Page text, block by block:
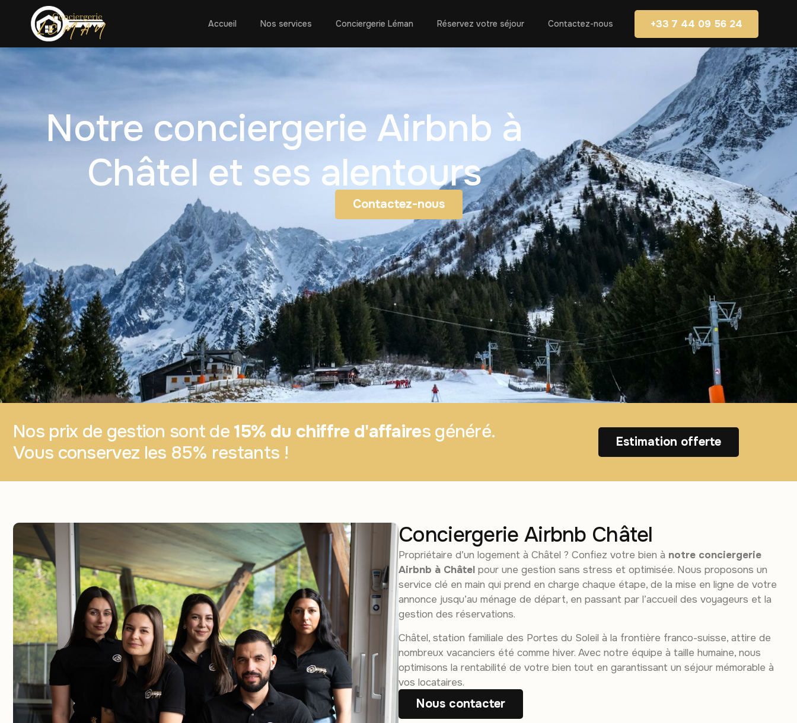
Accueil Nos services Conciergerie Léman Réservez votre séjour Contactez-nous +33 7 44 09 56 24
Notre conciergerie Airbnb à
Châtel et ses alentours
Contactez-nous
Nos prix de gestion sont de 15% du chiffre d'affaires généré.
Vous conservez les 85% restants !
Estimation offerte
Conciergerie Airbnb Châtel
Propriétaire d’un logement à Châtel ? Confiez votre bien à notre conciergerie
Airbnb à Châtel pour une gestion sans stress et optimisée. Nous proposons un
service clé en main qui prend en charge chaque étape, de la mise en ligne de votre
annonce jusqu’au ménage de départ, en passant par l’accueil des voyageurs et la
gestion des réservations.
Châtel, station familiale des Portes du Soleil à la frontière franco-suisse, attire de
nombreux vacanciers été comme hiver. Avec notre équipe à taille humaine, nous
optimisons la rentabilité de votre bien tout en garantissant un séjour mémorable à
vos locataires.
Nous contacter